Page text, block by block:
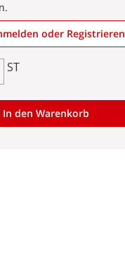
oder Registrieren
ST
In den Warenkorb